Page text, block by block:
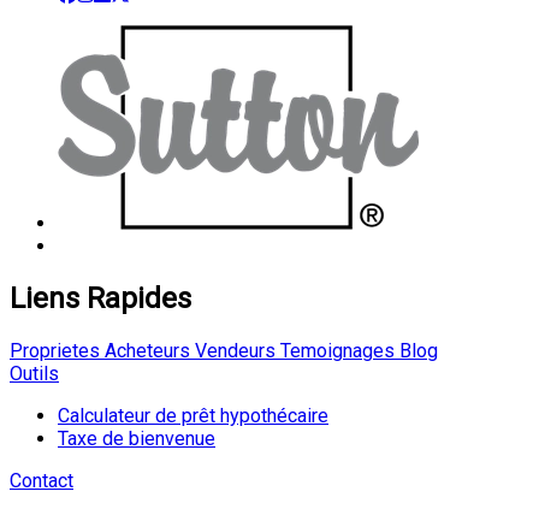
Liens Rapides
Proprietes Acheteurs Vendeurs Temoignages Blog
Outils
Calculateur de prêt hypothécaire
Taxe de bienvenue
Contact